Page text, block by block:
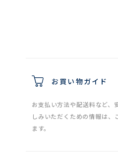
お買い物ガイド
お支払い方法や配送料など、
しみいただくための情報は、
ます。